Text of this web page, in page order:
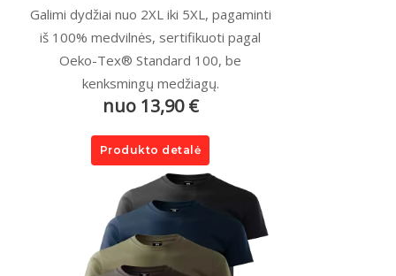
Galimi dydžiai nuo 2XL iki 5XL, pagaminti
iš 100% medvilnės, sertifikuoti pagal
Oeko-Tex® Standard 100, be
kenksmingų medžiagų.
nuo 13,90 €
Produkto detalė